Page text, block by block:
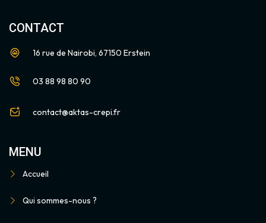
CONTACT
16 rue de Nairobi, 67150 Erstein
03 88 98 80 90
contact@aktas-crepi.fr
MENU
Accueil
Qui sommes-nous ?